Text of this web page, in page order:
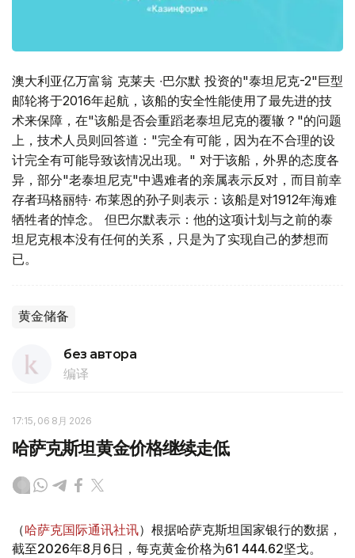
澳大利亚亿万富翁 克莱夫 ∙巴尔默 投资的"泰坦尼克-2"巨型
邮轮将于2016年起航，该船的安全性能使用了最先进的技
术来保障，在"该船是否会重蹈老泰坦尼克的覆辙？"的问题
上，技术人员则回答道："完全有可能，因为在不合理的设
计完全有可能导致该情况出现。" 对于该船，外界的态度各
异，部分"老泰坦尼克"中遇难者的亲属表示反对，而目前幸
存者玛格丽特∙ 布莱恩的孙子则表示：该船是对1912年海难
牺牲者的悼念。 但巴尔默表示：他的这项计划与之前的泰
坦尼克根本没有任何的关系，只是为了实现自己的梦想而
已。
黄金储备
без автора
编译
17:15, 06 8月 2026
哈萨克斯坦黄金价格继续走低
（哈萨克国际通讯社讯）根据哈萨克斯坦国家银行的数据，
截至2026年8月6日，每克黄金价格为61 444.62坚戈。